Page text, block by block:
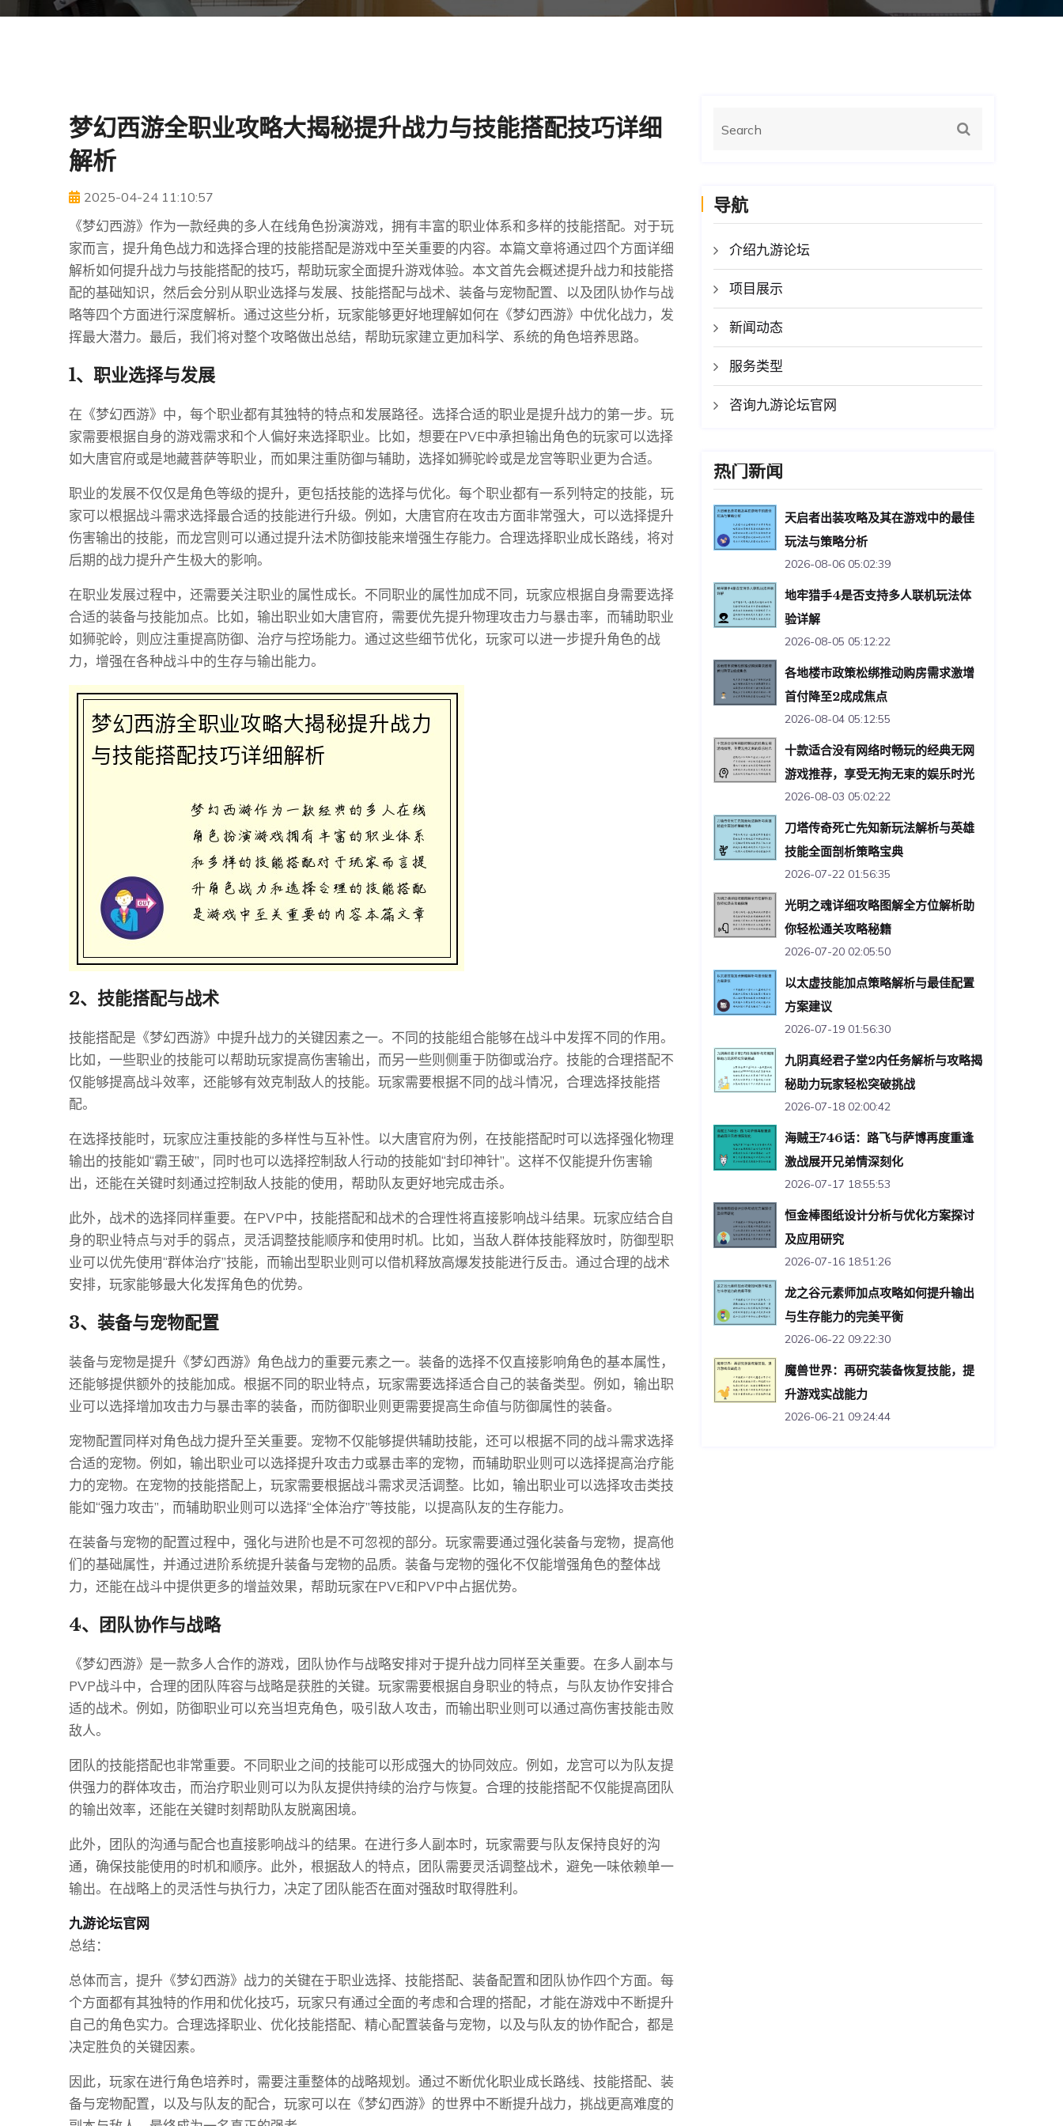
梦幻西游全职业攻略大揭秘提升战力与技能搭配技巧详细
解析
2025-04-24 11:10:57
《梦幻西游》作为一款经典的多人在线角色扮演游戏，拥有丰富的职业体系和多样的技能搭配。对于玩
家而言，提升角色战力和选择合理的技能搭配是游戏中至关重要的内容。本篇文章将通过四个方面详细
解析如何提升战力与技能搭配的技巧，帮助玩家全面提升游戏体验。本文首先会概述提升战力和技能搭
配的基础知识，然后会分别从职业选择与发展、技能搭配与战术、装备与宠物配置、以及团队协作与战
略等四个方面进行深度解析。通过这些分析，玩家能够更好地理解如何在《梦幻西游》中优化战力，发
挥最大潜力。最后，我们将对整个攻略做出总结，帮助玩家建立更加科学、系统的角色培养思路。
1、职业选择与发展
在《梦幻西游》中，每个职业都有其独特的特点和发展路径。选择合适的职业是提升战力的第一步。玩
家需要根据自身的游戏需求和个人偏好来选择职业。比如，想要在PVE中承担输出角色的玩家可以选择
如大唐官府或是地藏菩萨等职业，而如果注重防御与辅助，选择如狮驼岭或是龙宫等职业更为合适。
职业的发展不仅仅是角色等级的提升，更包括技能的选择与优化。每个职业都有一系列特定的技能，玩
家可以根据战斗需求选择最合适的技能进行升级。例如，大唐官府在攻击方面非常强大，可以选择提升
伤害输出的技能，而龙宫则可以通过提升法术防御技能来增强生存能力。合理选择职业成长路线，将对
后期的战力提升产生极大的影响。
在职业发展过程中，还需要关注职业的属性成长。不同职业的属性加成不同，玩家应根据自身需要选择
合适的装备与技能加点。比如，输出职业如大唐官府，需要优先提升物理攻击力与暴击率，而辅助职业
如狮驼岭，则应注重提高防御、治疗与控场能力。通过这些细节优化，玩家可以进一步提升角色的战
力，增强在各种战斗中的生存与输出能力。
2、技能搭配与战术
技能搭配是《梦幻西游》中提升战力的关键因素之一。不同的技能组合能够在战斗中发挥不同的作用。
比如，一些职业的技能可以帮助玩家提高伤害输出，而另一些则侧重于防御或治疗。技能的合理搭配不
仅能够提高战斗效率，还能够有效克制敌人的技能。玩家需要根据不同的战斗情况，合理选择技能搭
配。
在选择技能时，玩家应注重技能的多样性与互补性。以大唐官府为例，在技能搭配时可以选择强化物理
输出的技能如“霸王破”，同时也可以选择控制敌人行动的技能如“封印神针”。这样不仅能提升伤害输
出，还能在关键时刻通过控制敌人技能的使用，帮助队友更好地完成击杀。
此外，战术的选择同样重要。在PVP中，技能搭配和战术的合理性将直接影响战斗结果。玩家应结合自
身的职业特点与对手的弱点，灵活调整技能顺序和使用时机。比如，当敌人群体技能释放时，防御型职
业可以优先使用“群体治疗”技能，而输出型职业则可以借机释放高爆发技能进行反击。通过合理的战术
安排，玩家能够最大化发挥角色的优势。
3、装备与宠物配置
装备与宠物是提升《梦幻西游》角色战力的重要元素之一。装备的选择不仅直接影响角色的基本属性，
还能够提供额外的技能加成。根据不同的职业特点，玩家需要选择适合自己的装备类型。例如，输出职
业可以选择增加攻击力与暴击率的装备，而防御职业则更需要提高生命值与防御属性的装备。
宠物配置同样对角色战力提升至关重要。宠物不仅能够提供辅助技能，还可以根据不同的战斗需求选择
合适的宠物。例如，输出职业可以选择提升攻击力或暴击率的宠物，而辅助职业则可以选择提高治疗能
力的宠物。在宠物的技能搭配上，玩家需要根据战斗需求灵活调整。比如，输出职业可以选择攻击类技
能如“强力攻击”，而辅助职业则可以选择“全体治疗”等技能，以提高队友的生存能力。
在装备与宠物的配置过程中，强化与进阶也是不可忽视的部分。玩家需要通过强化装备与宠物，提高他
们的基础属性，并通过进阶系统提升装备与宠物的品质。装备与宠物的强化不仅能增强角色的整体战
力，还能在战斗中提供更多的增益效果，帮助玩家在PVE和PVP中占据优势。
4、团队协作与战略
《梦幻西游》是一款多人合作的游戏，团队协作与战略安排对于提升战力同样至关重要。在多人副本与
PVP战斗中，合理的团队阵容与战略是获胜的关键。玩家需要根据自身职业的特点，与队友协作安排合
适的战术。例如，防御职业可以充当坦克角色，吸引敌人攻击，而输出职业则可以通过高伤害技能击败
敌人。
团队的技能搭配也非常重要。不同职业之间的技能可以形成强大的协同效应。例如，龙宫可以为队友提
供强力的群体攻击，而治疗职业则可以为队友提供持续的治疗与恢复。合理的技能搭配不仅能提高团队
的输出效率，还能在关键时刻帮助队友脱离困境。
此外，团队的沟通与配合也直接影响战斗的结果。在进行多人副本时，玩家需要与队友保持良好的沟
通，确保技能使用的时机和顺序。此外，根据敌人的特点，团队需要灵活调整战术，避免一味依赖单一
输出。在战略上的灵活性与执行力，决定了团队能否在面对强敌时取得胜利。
九游论坛官网
总结：
总体而言，提升《梦幻西游》战力的关键在于职业选择、技能搭配、装备配置和团队协作四个方面。每
个方面都有其独特的作用和优化技巧，玩家只有通过全面的考虑和合理的搭配，才能在游戏中不断提升
自己的角色实力。合理选择职业、优化技能搭配、精心配置装备与宠物，以及与队友的协作配合，都是
决定胜负的关键因素。
因此，玩家在进行角色培养时，需要注重整体的战略规划。通过不断优化职业成长路线、技能搭配、装
备与宠物配置，以及与队友的配合，玩家可以在《梦幻西游》的世界中不断提升战力，挑战更高难度的
导航
介绍九游论坛
项目展示
新闻动态
服务类型
咨询九游论坛官网
热门新闻
天启者出装攻略及其在游戏中的最佳
玩法与策略分析
2026-08-06 05:02:39
地牢猎手4是否支持多人联机玩法体
验详解
2026-08-05 05:12:22
各地楼市政策松绑推动购房需求激增
首付降至2成成焦点
2026-08-04 05:12:55
十款适合没有网络时畅玩的经典无网
游戏推荐，享受无拘无束的娱乐时光
2026-08-03 05:02:22
刀塔传奇死亡先知新玩法解析与英雄
技能全面剖析策略宝典
2026-07-22 01:56:35
光明之魂详细攻略图解全方位解析助
你轻松通关攻略秘籍
2026-07-20 02:05:50
以太虚技能加点策略解析与最佳配置
方案建议
2026-07-19 01:56:30
九阴真经君子堂2内任务解析与攻略揭
秘助力玩家轻松突破挑战
2026-07-18 02:00:42
海贼王746话：路飞与萨博再度重逢
激战展开兄弟情深刻化
2026-07-17 18:55:53
恒金棒图纸设计分析与优化方案探讨
及应用研究
2026-07-16 18:51:26
龙之谷元素师加点攻略如何提升输出
与生存能力的完美平衡
2026-06-22 09:22:30
魔兽世界：再研究装备恢复技能，提
升游戏实战能力
2026-06-21 09:24:44